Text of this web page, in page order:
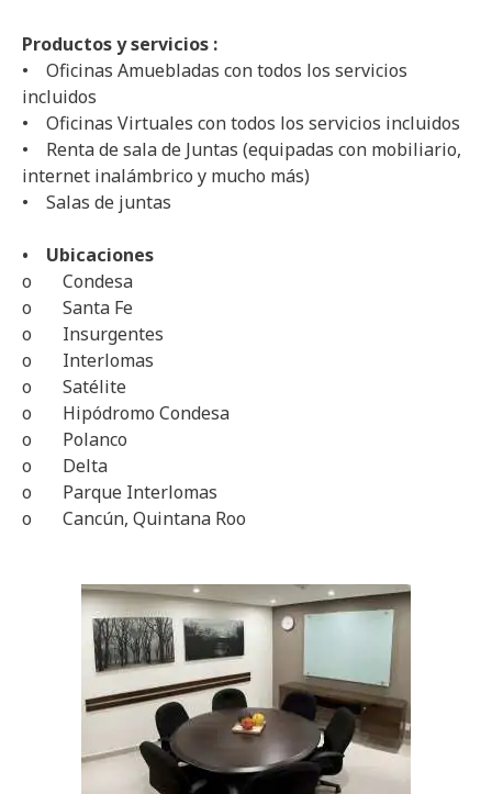
Productos y servicios :
• Oficinas Amuebladas con todos los servicios
incluidos
• Oficinas Virtuales con todos los servicios incluidos
• Renta de sala de Juntas (equipadas con mobiliario,
internet inalámbrico y mucho más)
• Salas de juntas
• Ubicaciones
o Condesa
o Santa Fe
o Insurgentes
o Interlomas
o Satélite
o Hipódromo Condesa
o Polanco
o Delta
o Parque Interlomas
o Cancún, Quintana Roo